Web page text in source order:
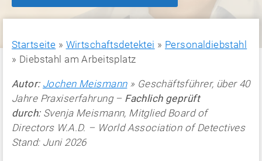
Startseite » Wirtschaftsdetektei » Personaldiebstahl
» Diebstahl am Arbeitsplatz
Autor: Jochen Meismann» Geschäftsführer, über 40
Jahre Praxiserfahrung – Fachlich geprüft
durch:Svenja Meismann, Mitglied Board of
Directors W.A.D. – World Association of Detectives
Stand: Juni 2026